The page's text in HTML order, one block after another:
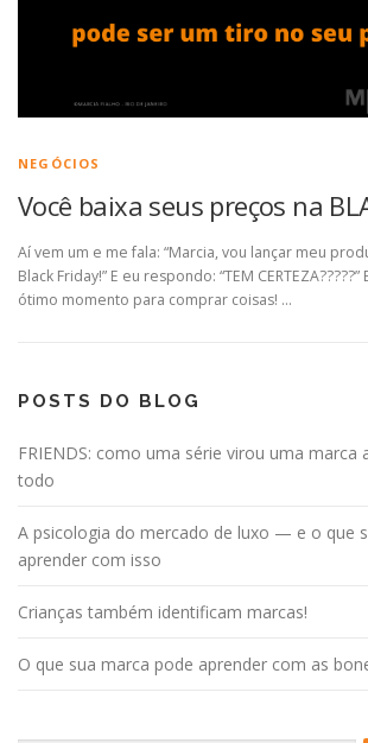
NEGÓCIOS
Você baixa seus preços na
Aí vem um e me fala: “Marcia, vou lançar meu
Black Friday!” E eu respondo: “TEM CERTEZA?????”
ótimo momento para comprar coisas! …
POSTS DO BLOG
FRIENDS: como uma série virou uma marca
todo
A psicologia do mercado de luxo — e o que
aprender com isso
Crianças também identificam marcas!
O que sua marca pode aprender com as